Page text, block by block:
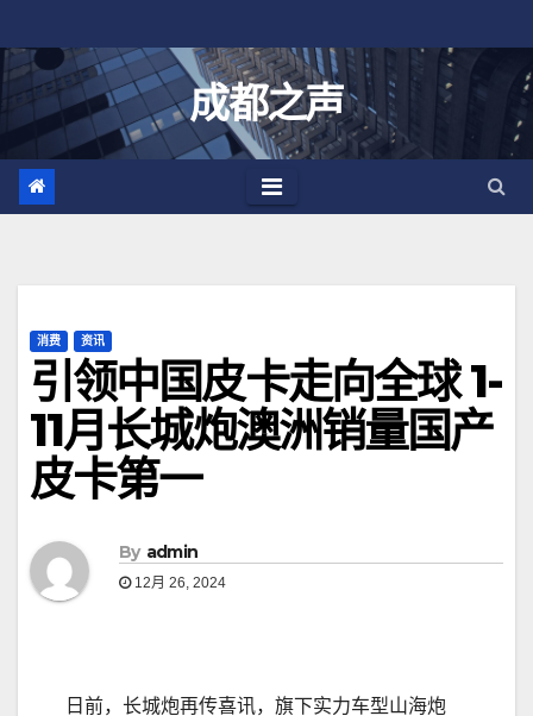
至
成都之声
消费 资讯
引领中国皮卡走向全球 1-
11月长城炮澳洲销量国产
皮卡第一
By admin
12月 26, 2024
日前，长城炮再传喜讯，旗下实力车型山海炮